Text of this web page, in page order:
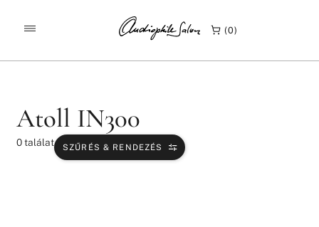
0
KEZDŐLAP TERMÉKEK / ATOLL IN300
Atoll IN300
0találat SZŰRÉS & RENDEZÉS